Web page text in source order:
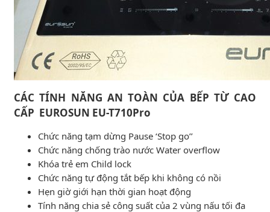
CÁC TÍNH NĂNG AN TOÀN CỦA BẾP TỪ CAO
CẤP EUROSUN EU-T710Pro
Chức năng tạm dừng Pause ‘Stop go’’
Chức năng chống trào nước Water overflow
Khóa trẻ em Child lock
Chức năng tự động tắt bếp khi không có nồi
Hẹn giờ giới hạn thời gian hoạt động
Tính năng chia sẻ công suất của 2 vùng nấu tối đa